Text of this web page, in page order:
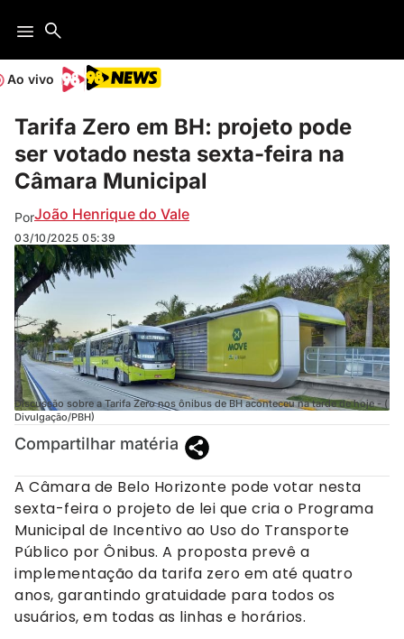
Ao vivo
Tarifa Zero em BH: projeto pode
ser votado nesta sexta-feira na
Câmara Municipal
PorJoão Henrique do Vale
03/10/2025 05:39
Discussão sobre a Tarifa Zero nos ônibus de BH aconteceu na tarde de hoje - (
Divulgação/PBH)
Compartilhar matéria
A Câmara de Belo Horizonte pode votar nesta
sexta-feira o projeto de lei que cria o Programa
Municipal de Incentivo ao Uso do Transporte
Público por Ônibus. A proposta prevê a
implementação da tarifa zero em até quatro
anos, garantindo gratuidade para todos os
usuários, em todas as linhas e horários.